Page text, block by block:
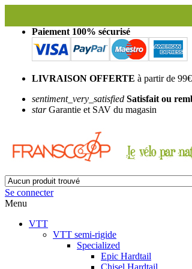
Paiement 100% sécurisé
LIVRAISON OFFERTE à partir de
sentiment_very_satisfied Satisfait ou
starGarantie et SAV du magasin
Se connecter
Menu
VTT
VTT semi-rigide
Specialized
Epic Hardtail
Chisel Hardtail